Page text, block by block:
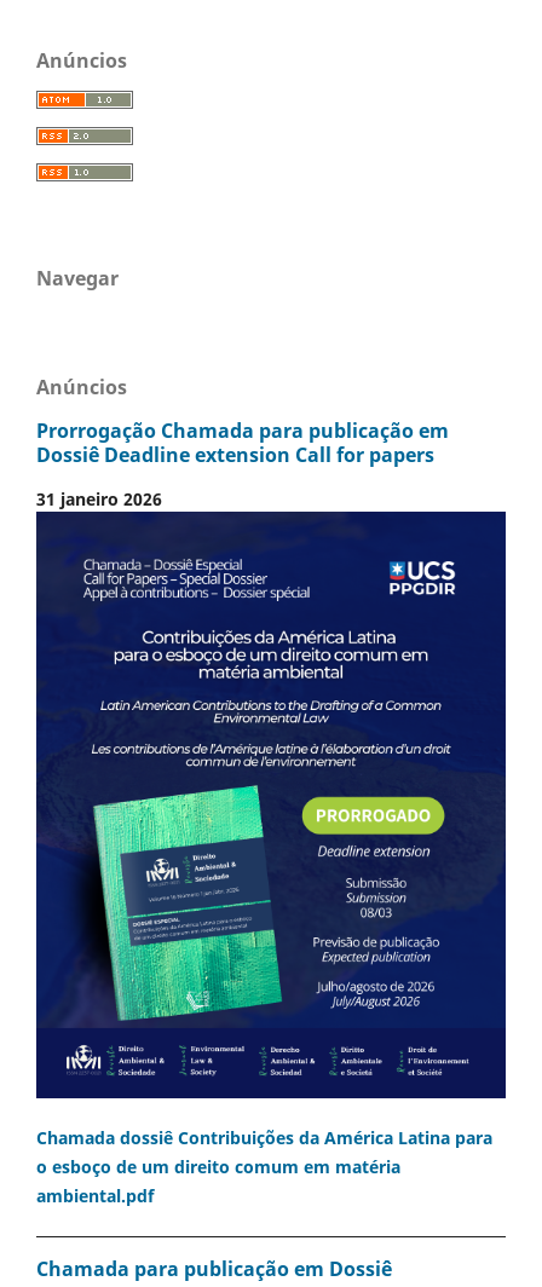
Anúncios
Navegar
Anúncios
Prorrogação Chamada para publicação em
Dossiê Deadline extension Call for papers
31 janeiro 2026
Chamada dossiê Contribuições da América Latina para
o esboço de um direito comum em matéria
ambiental.pdf
Chamada para publicação em Dossiê